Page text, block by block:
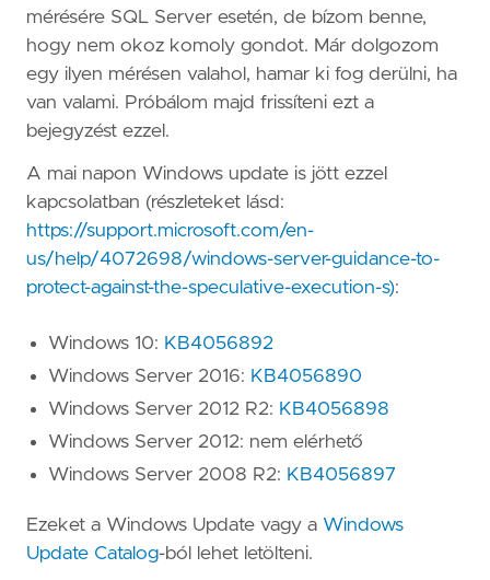
mérésére SQL Server esetén, de bízom benne,
hogy nem okoz komoly gondot. Már dolgozom
egy ilyen mérésen valahol, hamar ki fog derülni, ha
van valami. Próbálom majd frissíteni ezt a
bejegyzést ezzel.
A mai napon Windows update is jött ezzel
kapcsolatban (részleteket lásd:
https://support.microsoft.com/en-
us/help/4072698/windows-server-guidance-to-
protect-against-the-speculative-execution-s):
Windows 10: KB4056892
Windows Server 2016: KB4056890
Windows Server 2012 R2: KB4056898
Windows Server 2012: nem elérhető
Windows Server 2008 R2: KB4056897
Ezeket a Windows Update vagy a Windows
Update Catalog-ból lehet letölteni.